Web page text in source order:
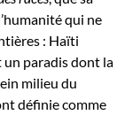
qui ne
: Haïti
paradis dont la
milieu du
définie comme